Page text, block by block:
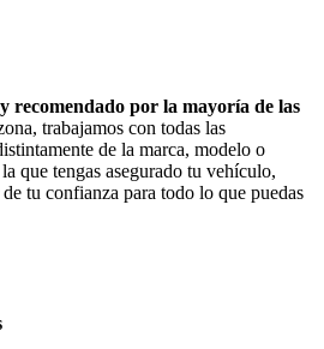
recomendado por la mayoría de las
trabajamos con todas las
de la marca, modelo o
que tengas asegurado tu vehículo,
tu confianza para todo lo que puedas